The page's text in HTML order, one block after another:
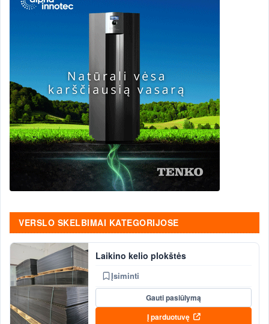
VERSLO SKELBIMAI KATEGORIJOSE
Laikino kelio plokštės
Įsiminti
Gauti pasiūlymą
Į parduotuvę